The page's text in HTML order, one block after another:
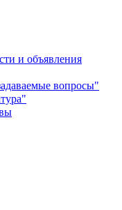
и объявления
вопросы"